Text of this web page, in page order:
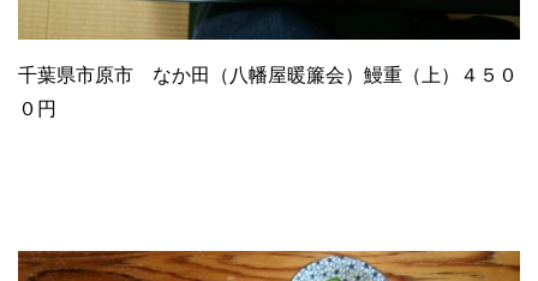
千葉県市原市 なか田（八幡屋暖簾会）鰻重（上）４５０
０円